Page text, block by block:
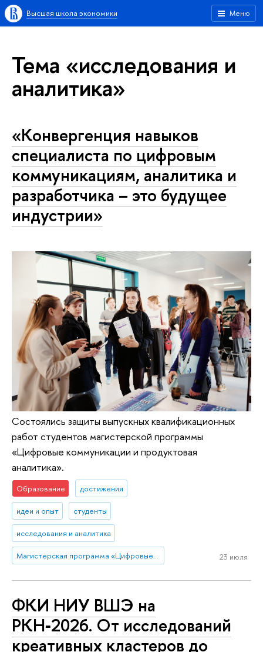
Меню
Высшая школа экономики
Тема «исследования и
аналитика»
«Конвергенция навыков
специалиста по цифровым
коммуникациям, аналитика и
разработчика – это будущее
индустрии»
Состоялись защиты выпускных квалификационных
работ студентов магистерской программы
«Цифровые коммуникации и продуктовая
аналитика».
Образование достижения
идеи и опыт студенты
исследования и аналитика
Магистерская программа «Цифровые коммуникации и продуктовая аналитика» 23 июля
ФКИ НИУ ВШЭ на
РКН‑2026. От исследований
креативных кластеров до